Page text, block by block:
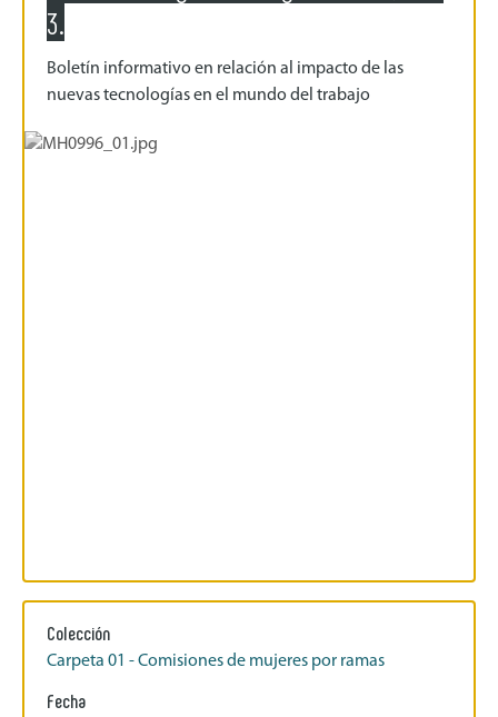
3.
Boletín informativo en relación al impacto de las
nuevas tecnologías en el mundo del trabajo
Colección
Carpeta 01 - Comisiones de mujeres por ramas
Fecha